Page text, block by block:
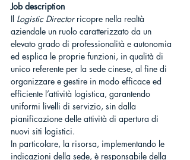
Job description
Il Logistic Director ricopre nella realtà
aziendale un ruolo caratterizzato da un
elevato grado di professionalità e autonomia
ed esplica le proprie funzioni, in qualità di
unico referente per la sede cinese, al fine di
organizzare e gestire in modo efficace ed
efficiente l’attività logistica, garantendo
uniformi livelli di servizio, sin dalla
pianificazione delle attività di apertura di
nuovi siti logistici.
In particolare, la risorsa, implementando le
indicazioni della sede, è responsabile della